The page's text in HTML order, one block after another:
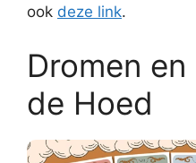
ook deze link.
Dromen
de Hoed